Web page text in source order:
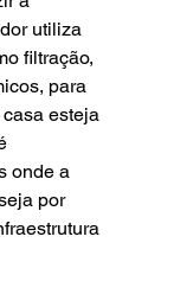
utiliza
filtração,
para
esteja
onde a
por